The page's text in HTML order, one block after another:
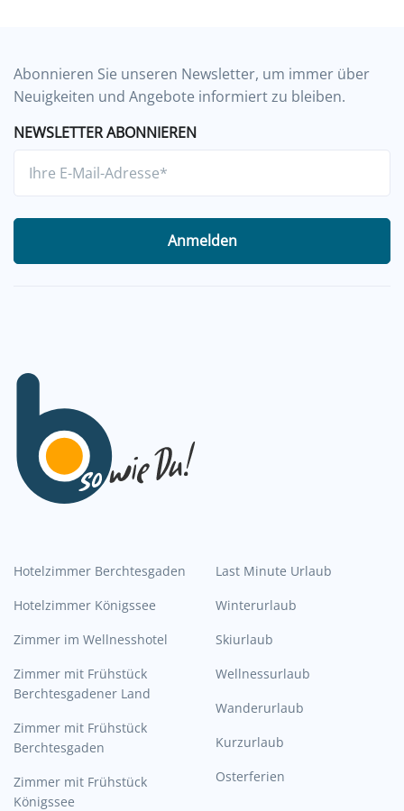
Abonnieren Sie unseren Newsletter, um immer über
Neuigkeiten und Angebote informiert zu bleiben.
NEWSLETTER ABONNIEREN
Anmelden
Hotelzimmer Berchtesgaden
Hotelzimmer Königssee
Zimmer im Wellnesshotel
Zimmer mit Frühstück
Berchtesgadener Land
Zimmer mit Frühstück
Berchtesgaden
Zimmer mit Frühstück
Königssee
Last Minute Urlaub
Winterurlaub
Skiurlaub
Wellnessurlaub
Wanderurlaub
Kurzurlaub
Osterferien